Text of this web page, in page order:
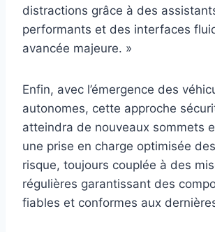
distractions grâce à des
performants et des interfaces
avancée majeure. »
Enfin, avec l’émergence des
autonomes, cette approche
atteindra de nouveaux sommets
une prise en charge optimisée
risque, toujours couplée à des
régulières garantissant des
fiables et conformes aux